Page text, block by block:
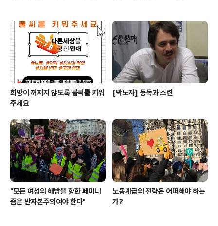
희망이 꺼지지 않도록 불씨를 키워
주세요
[박노자] 동독과 소련
"모든 여성의 해방을 향한 페미니
즘은 반자본주의여야 한다"
노동계급의 전략은 어떠해야 하는
가?